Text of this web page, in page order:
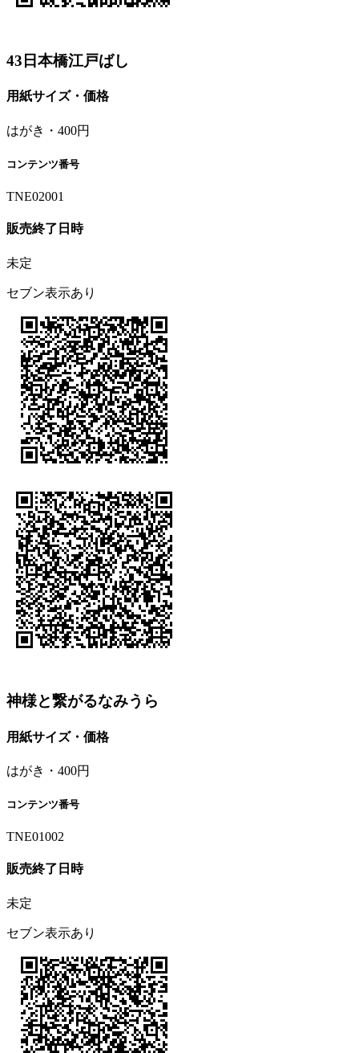
43日本橋江戸ばし
用紙サイズ・価格
はがき・400円
コンテンツ番号
TNE02001
販売終了日時
未定
セブン表示あり
神様と繋がるなみうら
用紙サイズ・価格
はがき・400円
コンテンツ番号
TNE01002
販売終了日時
未定
セブン表示あり